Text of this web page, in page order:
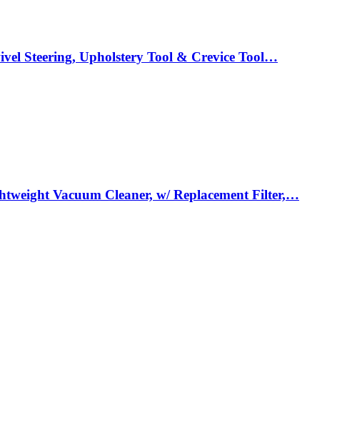
Steering, Upholstery Tool & Crevice Tool…
Vacuum Cleaner, w/ Replacement Filter,…